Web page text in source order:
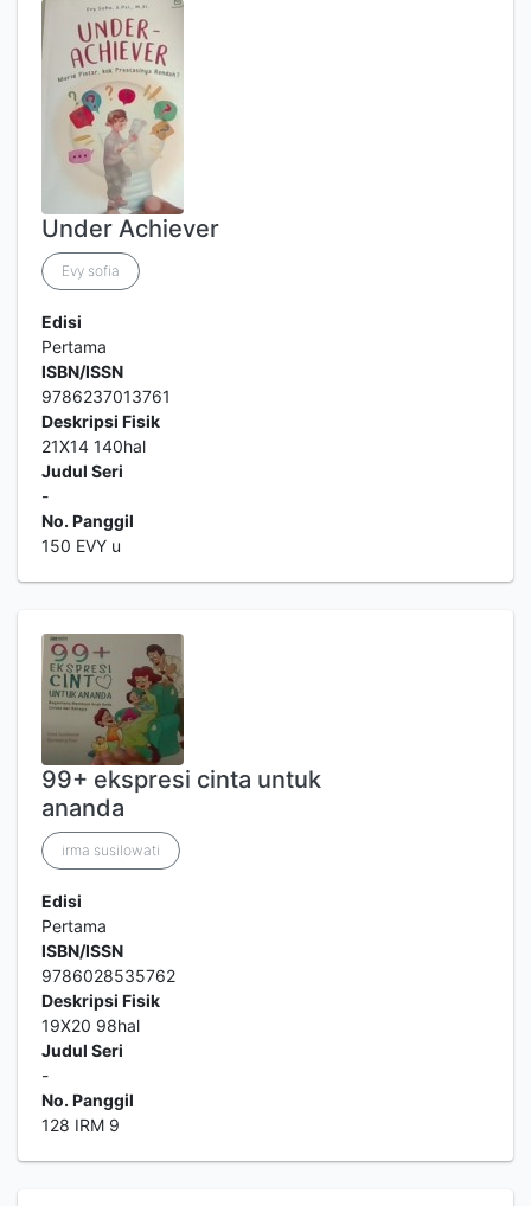
Under Achiever
Evy sofia
Edisi
Pertama
ISBN/ISSN
9786237013761
Deskripsi Fisik
21X14 140hal
Judul Seri
-
No. Panggil
150 EVY u
99+ ekspresi cinta untuk
ananda
irma susilowati
Edisi
Pertama
ISBN/ISSN
9786028535762
Deskripsi Fisik
19X20 98hal
Judul Seri
-
No. Panggil
128 IRM 9